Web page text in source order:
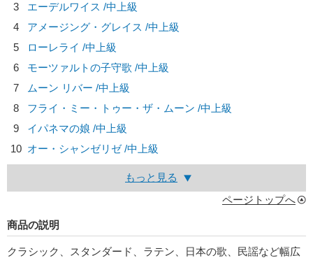
3
エーデルワイス /中上級
4
アメージング・グレイス /中上級
5
ローレライ /中上級
6
モーツァルトの子守歌 /中上級
7
ムーン リバー /中上級
8
フライ・ミー・トゥー・ザ・ムーン /中上級
9
イパネマの娘 /中上級
10 オー・シャンゼリゼ /中上級
もっと見る
ページトップへ
商品の説明
クラシック、スタンダード、ラテン、日本の歌、民謡など幅広